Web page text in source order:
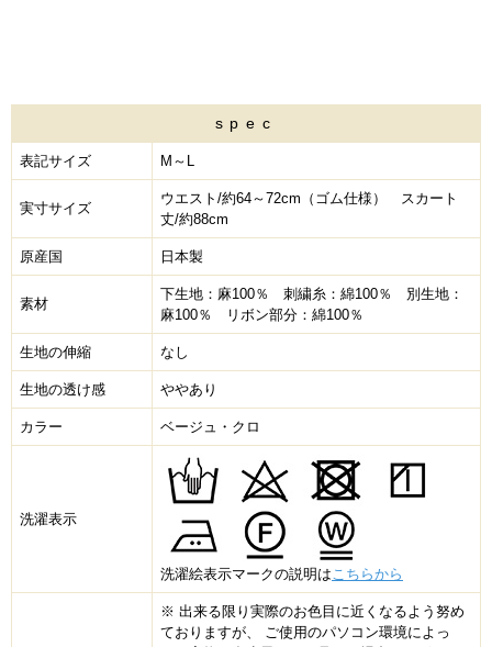
spec
表記サイズ M～L
実寸サイズ
ウエスト/約64～72cm（ゴム仕様） スカート
丈/約88cm
原産国 日本製
素材
下生地：麻100％ 刺繍糸：綿100％ 別生地：
麻100％ リボン部分：綿100％
生地の伸縮 なし
生地の透け感 ややあり
カラー ベージュ・クロ
洗濯表示
洗濯絵表示マークの説明は こちらから
※ 出来る限り実際のお色目に近くなるよう努め
ておりますが、 ご使用のパソコン環境によっ